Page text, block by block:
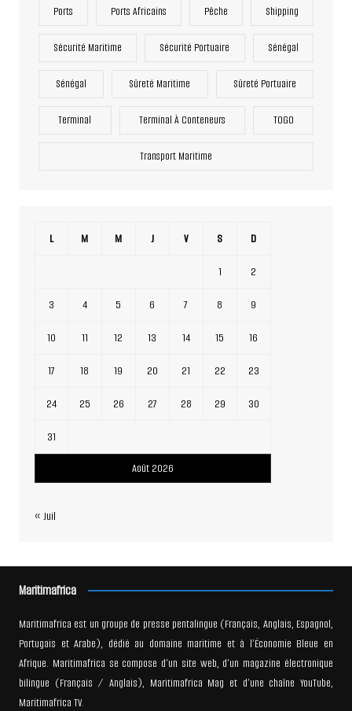
Ports Ports Africains Pêche Shipping
Sécurité Maritime Sécurité Portuaire Sénégal
Sénégal Sûreté Maritime Sûreté Portuaire
Terminal Terminal À Conteneurs TOGO
Transport Maritime
Août 2026
L M M J V S D
1 2
3 4 5 6 7 8 9
10 11 12 13 14 15 16
17 18 19 20 21 22 23
24 25 26 27 28 29 30
31
« Juil
Maritimafrica
Maritimafrica est un groupe de presse pentalingue (Français, Anglais, Espagnol,
Portugais et Arabe), dédié au domaine maritime et à l’Économie Bleue en
Afrique. Maritimafrica se compose d’un site web, d’un magazine électronique
bilingue (Français / Anglais), Maritimafrica Mag et d’une chaîne YouTube,
Maritimafrica TV.